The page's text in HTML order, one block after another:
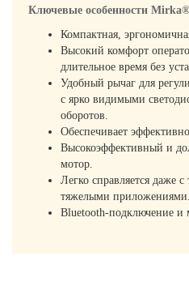
Ключевые особенности
Компактная,
Высокий комфорт
длительное время без
Удобный рычаг для
с ярко видимыми
оборотов.
Обеспечивает
Высокоэффективный и
мотор.
Легко справляется даже
тяжелыми приложениями.
Bluetooth-подключение и